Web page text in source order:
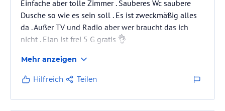
Einfache aber tolle Zimmer . Sauberes Wc saubere
Dusche so wie es sein soll . Es ist zweckmäßig alles
da . Außer TV und Radio aber wer braucht das ich
nicht . Elan ist frei 5 G gratis 👌
Mehr anzeigen
Hilfreich Teilen